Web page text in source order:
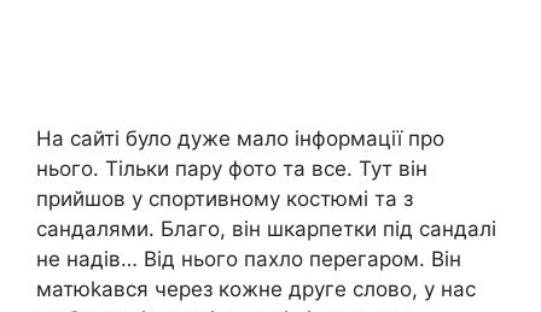
На сайті було дуже мало інформації про
нього. Тільки пару фото та все. Тут він
прийшов у спортивному костюмі та з
сандалями. Благо, він шкарпетки під сандалі
не надів… Від нього пахло перегаром. Він
матюkався через кожне друге слово, у нас